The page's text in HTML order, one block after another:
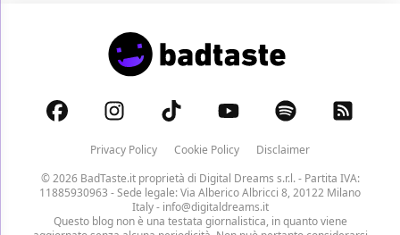
Privacy Policy Cookie Policy
Disclaimer
© 2026 BadTaste.it proprietà di Digital Dreams s.r.l.- Partita IVA:
11885930963 - Sede legale: Via Alberico Albricci 8, 20122 Milano
Italy - info@digitaldreams.it
Questo blog non è una testata giornalistica, in quanto viene